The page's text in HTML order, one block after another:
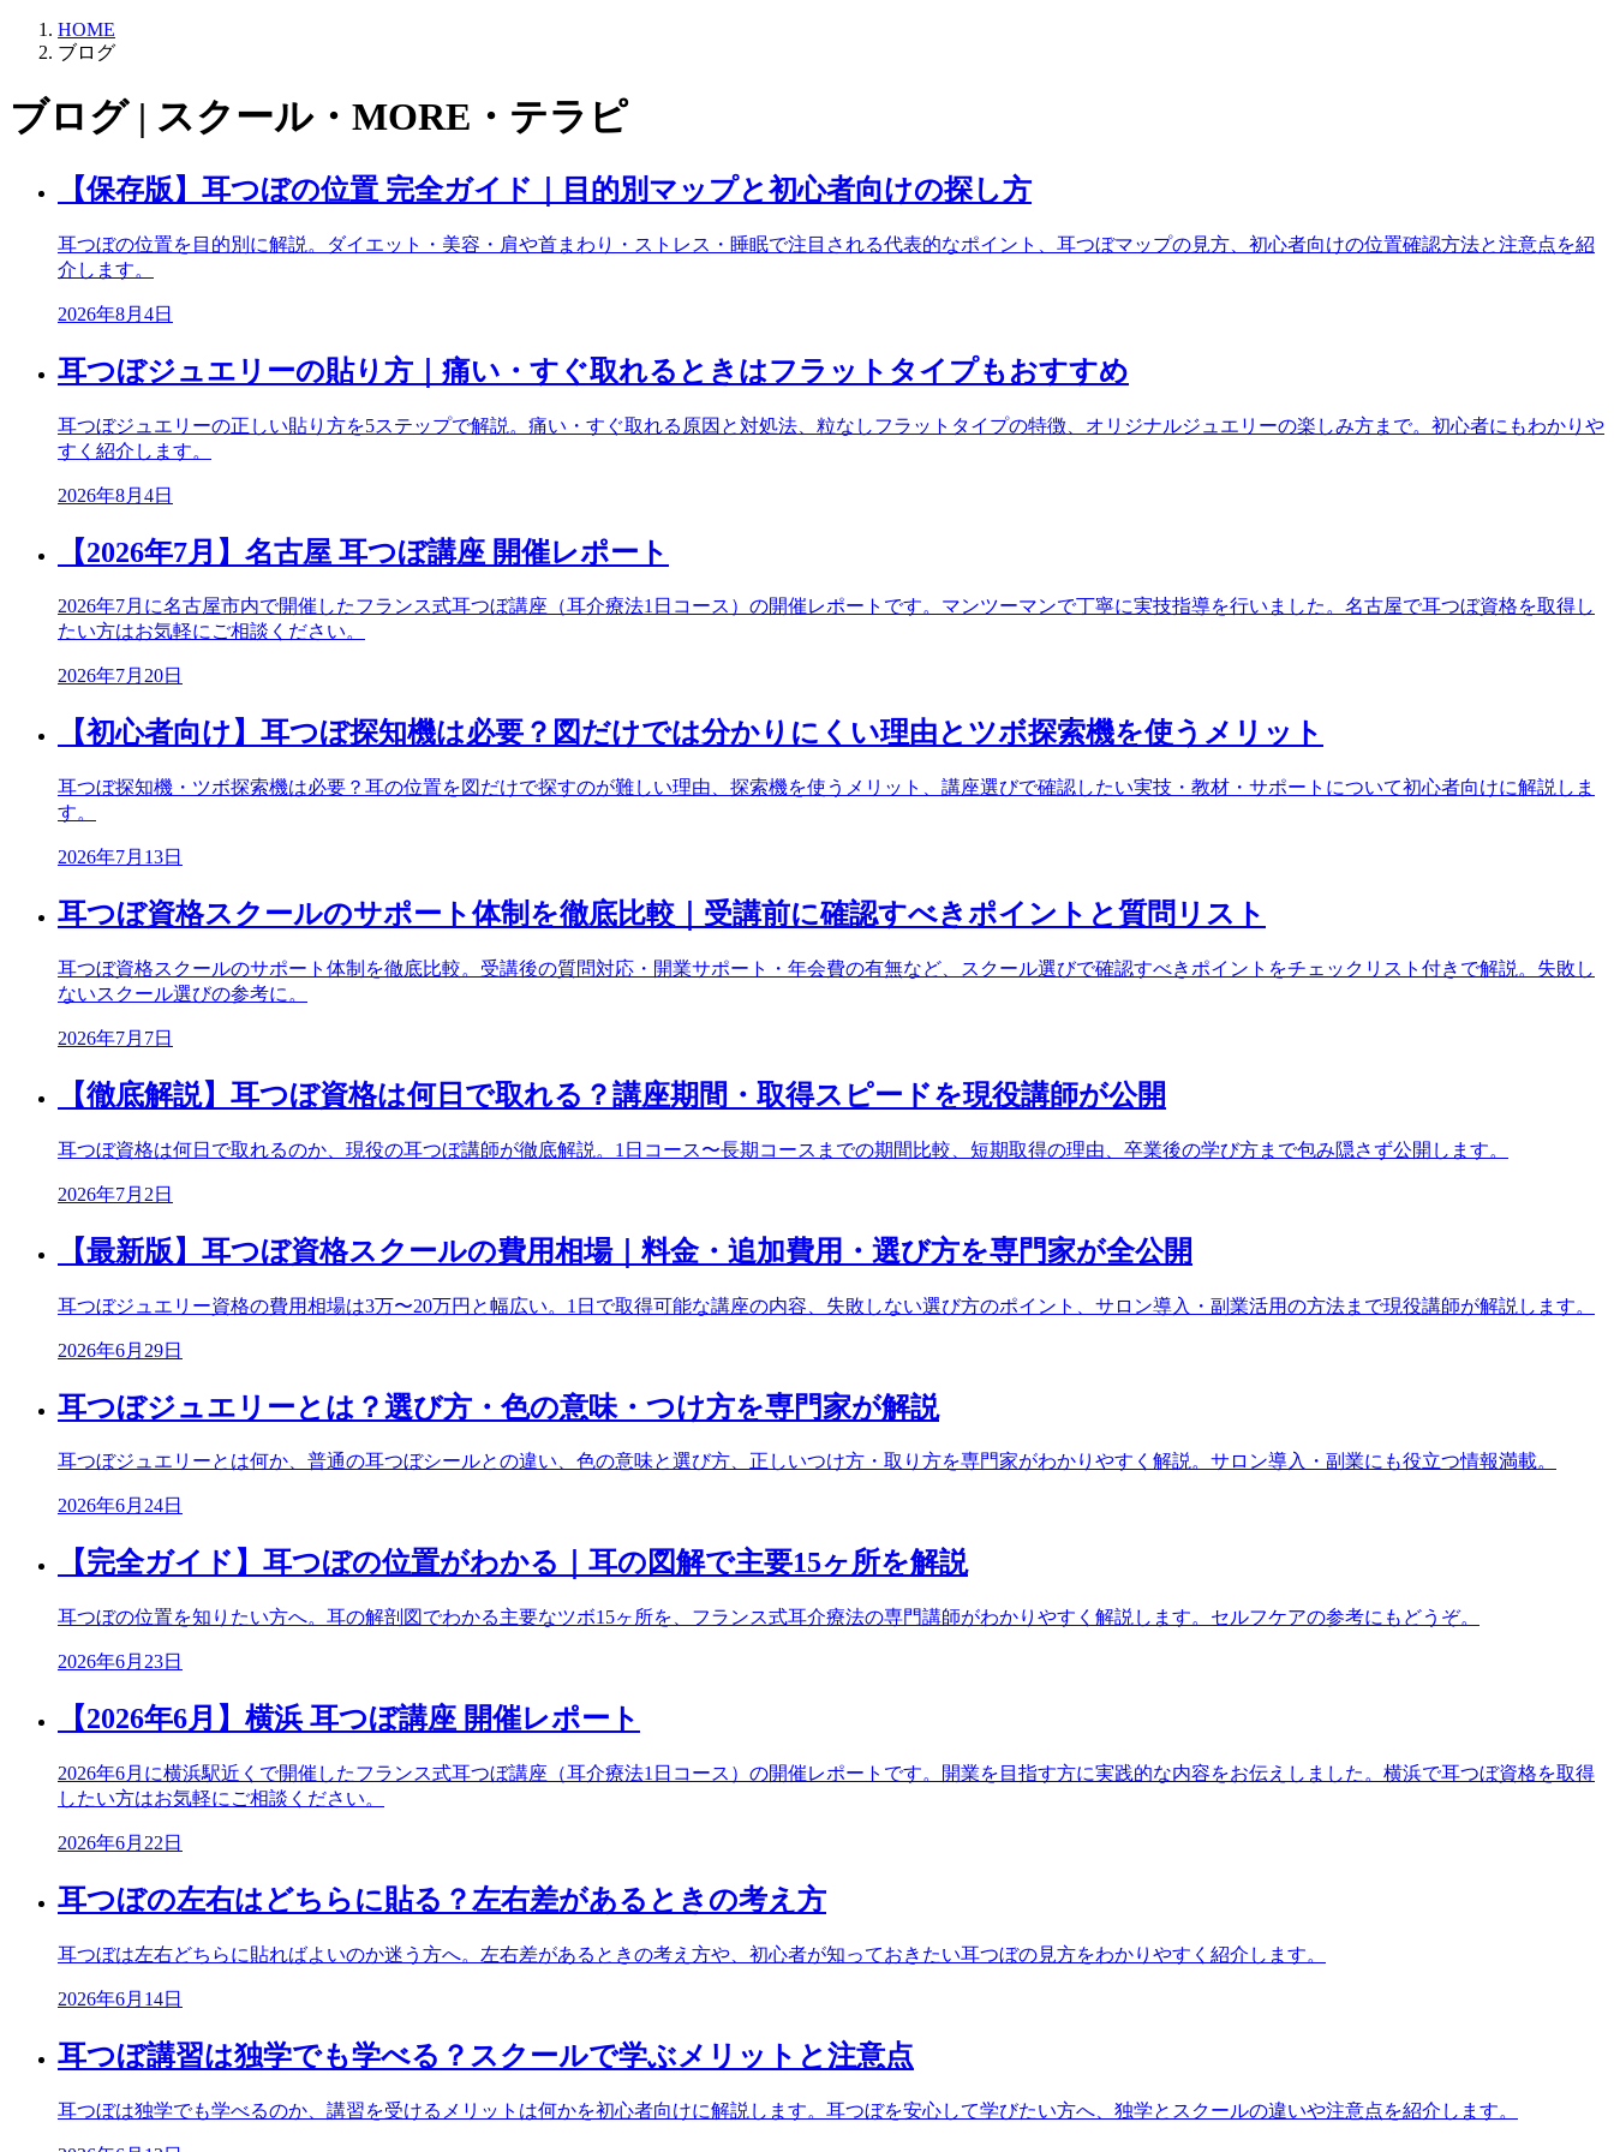
HOME
ブログ
ブログ | スクール・MORE・テラピ
【保存版】耳つぼの位置 完全ガイド｜目的別マップと初心者向けの探し方
耳つぼの位置を目的別に解説。ダイエット・美容・肩や首まわり・ストレス・睡眠で注目される代表的なポイント、耳つぼマップの見方、初心者向けの位置確認方法と注意点を紹
介します。
2026年8月4日
耳つぼジュエリーの貼り方｜痛い・すぐ取れるときはフラットタイプもおすすめ
耳つぼジュエリーの正しい貼り方を5ステップで解説。痛い・すぐ取れる原因と対処法、粒なしフラットタイプの特徴、オリジナルジュエリーの楽しみ方まで。初心者にもわかりや
すく紹介します。
2026年8月4日
【2026年7月】名古屋 耳つぼ講座 開催レポート
2026年7月に名古屋市内で開催したフランス式耳つぼ講座（耳介療法1日コース）の開催レポートです。マンツーマンで丁寧に実技指導を行いました。名古屋で耳つぼ資格を取得し
たい方はお気軽にご相談ください。
2026年7月20日
【初心者向け】耳つぼ探知機は必要？図だけでは分かりにくい理由とツボ探索機を使うメリット
耳つぼ探知機・ツボ探索機は必要？耳の位置を図だけで探すのが難しい理由、探索機を使うメリット、講座選びで確認したい実技・教材・サポートについて初心者向けに解説しま
す。
2026年7月13日
耳つぼ資格スクールのサポート体制を徹底比較｜受講前に確認すべきポイントと質問リスト
耳つぼ資格スクールのサポート体制を徹底比較。受講後の質問対応・開業サポート・年会費の有無など、スクール選びで確認すべきポイントをチェックリスト付きで解説。失敗し
ないスクール選びの参考に。
2026年7月7日
【徹底解説】耳つぼ資格は何日で取れる？講座期間・取得スピードを現役講師が公開
耳つぼ資格は何日で取れるのか、現役の耳つぼ講師が徹底解説。1日コース〜長期コースまでの期間比較、短期取得の理由、卒業後の学び方まで包み隠さず公開します。
2026年7月2日
【最新版】耳つぼ資格スクールの費用相場｜料金・追加費用・選び方を専門家が全公開
耳つぼジュエリー資格の費用相場は3万〜20万円と幅広い。1日で取得可能な講座の内容、失敗しない選び方のポイント、サロン導入・副業活用の方法まで現役講師が解説します。
2026年6月29日
耳つぼジュエリーとは？選び方・色の意味・つけ方を専門家が解説
耳つぼジュエリーとは何か、普通の耳つぼシールとの違い、色の意味と選び方、正しいつけ方・取り方を専門家がわかりやすく解説。サロン導入・副業にも役立つ情報満載。
2026年6月24日
【完全ガイド】耳つぼの位置がわかる｜耳の図解で主要15ヶ所を解説
耳つぼの位置を知りたい方へ。耳の解剖図でわかる主要なツボ15ヶ所を、フランス式耳介療法の専門講師がわかりやすく解説します。セルフケアの参考にもどうぞ。
2026年6月23日
【2026年6月】横浜 耳つぼ講座 開催レポート
2026年6月に横浜駅近くで開催したフランス式耳つぼ講座（耳介療法1日コース）の開催レポートです。開業を目指す方に実践的な内容をお伝えしました。横浜で耳つぼ資格を取得
したい方はお気軽にご相談ください。
2026年6月22日
耳つぼの左右はどちらに貼る？左右差があるときの考え方
耳つぼは左右どちらに貼ればよいのか迷う方へ。左右差があるときの考え方や、初心者が知っておきたい耳つぼの見方をわかりやすく紹介します。
2026年6月14日
耳つぼ講習は独学でも学べる？スクールで学ぶメリットと注意点
耳つぼは独学でも学べるのか、講習を受けるメリットは何かを初心者向けに解説します。耳つぼを安心して学びたい方へ、独学とスクールの違いや注意点を紹介します。